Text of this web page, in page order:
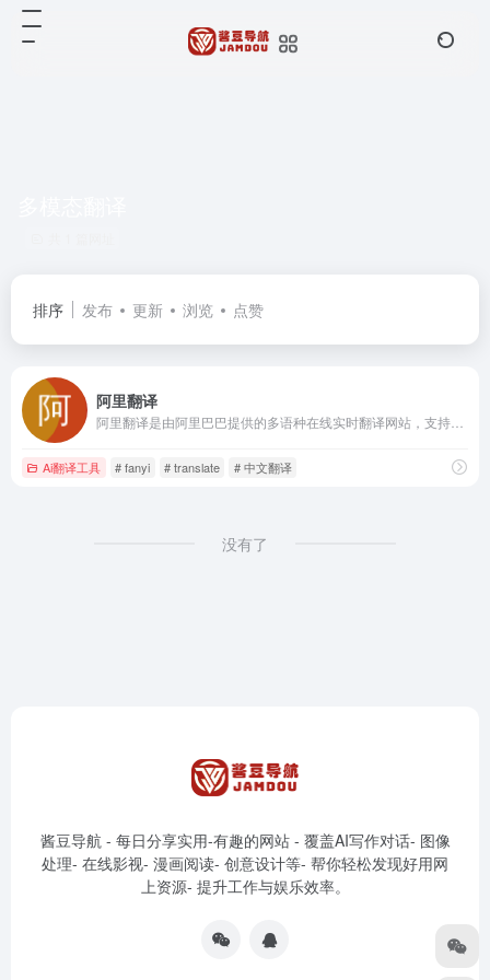
排序 发布 更新 浏览 点赞
阿里翻译
Ai翻译工具 # fanyi # translate # 中文翻译
没有了
酱豆导航 - 每日分享实用-有趣的网站 - 覆盖AI写作对话- 图像
处理- 在线影视- 漫画阅读- 创意设计等- 帮你轻松发现好用网
上资源- 提升工作与娱乐效率。